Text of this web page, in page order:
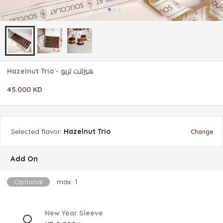
Hazelnut Trio - هيزلنت تريو
45.000 KD
Selected flavor: Hazelnut Trio Change
Add On
Optional max: 1
New Year Sleeve